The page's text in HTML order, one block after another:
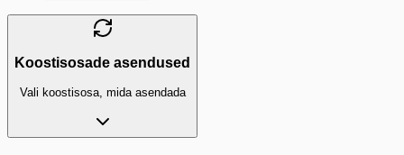
Koostisosade asendused
Vali koostisosa, mida asendada